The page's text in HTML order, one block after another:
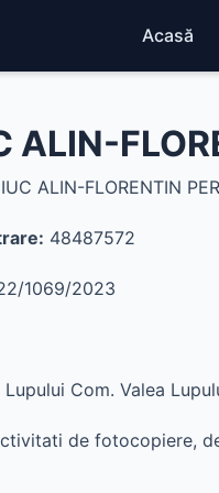
Acasă
ALIN-
ALIN-FLORENTIN
48487572
1069/2023
Lupului Com. Valea
de fotocopiere,